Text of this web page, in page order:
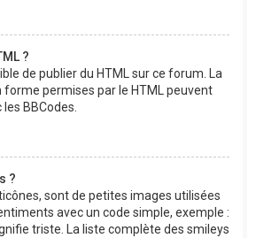
?
de publier du HTML sur ce forum. La
forme permises par le HTML peuvent
BBCodes.
?
sont de petites images utilisées
avec un code simple, exemple :
triste. La liste complète des smileys